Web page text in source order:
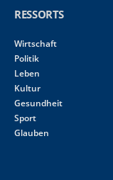
RESSORTS
Wirtschaft
Politik
Leben
Kultur
Gesundheit
Sport
Glauben